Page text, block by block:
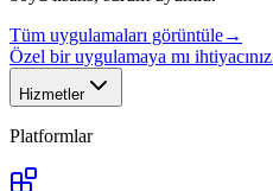
Tüm uygulamaları görüntüle→
Özel bir uygulamaya mı
Hizmetler
Platformlar